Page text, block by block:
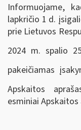
Informuojame,
lapkričio 1 d.
prie Lietuvos
2024 m. spalio
pakeičiamas
Apskaitos
esminiai